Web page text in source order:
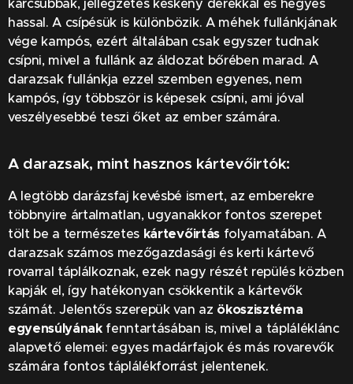
karcsúbbak, jellegzetes keskeny derékkal és hegyes
hassal. A csípésük is különbözik. A méhek fullánkjának
vége kampós, ezért általában csak egyszer tudnak
csípni, mivel a fullánk az áldozat bőrében marad. A
darazsak fullánkja ezzel szemben egyenes, nem
kampós, így többször is képesek csípni, ami jóval
veszélyesebbé teszi őket az ember számára.
A darazsak, mint hasznos kártevőirtók:
A legtöbb darázsfaj kevésbé ismert, az emberekre
többnyire ártalmatlan, ugyanakkor fontos szerepet
tölt be a természetes kártevőirtásfolyamatában. A
darazsak számos mezőgazdasági és kerti kártevő
rovarral táplálkoznak, ezek nagy részét repülés közben
kapják el, így hatékonyan csökkentik a kártevők
számát. Jelentős szerepük van az ökoszisztéma
egyensúlyánakfenntartásában is, mivel a tápláléklánc
alapvető elemei: egyes madárfajok és más rovarevők
számára fontos táplálékforrást jelentenek.